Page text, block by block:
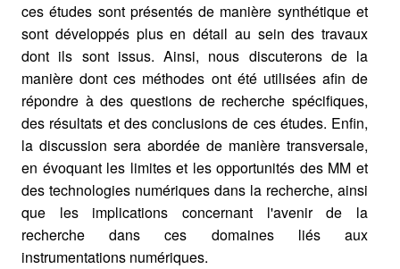
ces études sont présentés de manière synthétique et
sont développés plus en détail au sein des travaux
dont ils sont issus. Ainsi, nous discuterons de la
manière dont ces méthodes ont été utilisées afin de
répondre à des questions de recherche spécifiques,
des résultats et des conclusions de ces études. Enfin,
la discussion sera abordée de manière transversale,
en évoquant les limites et les opportunités des MM et
des technologies numériques dans la recherche, ainsi
que les implications concernant l'avenir de la
recherche dans ces domaines liés aux
instrumentations numériques.